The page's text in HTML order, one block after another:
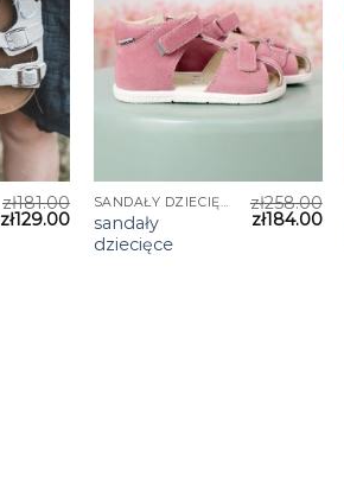
zł181.00
zł129.00
sandały
dziecięce
zł258.00
zł184.00